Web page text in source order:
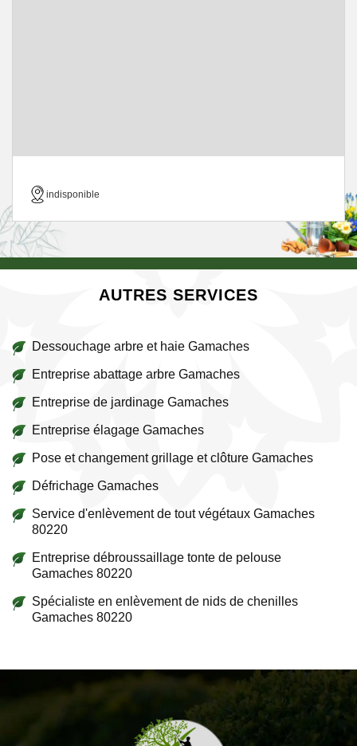
indisponible
AUTRES SERVICES
Dessouchage arbre et haie Gamaches
Entreprise abattage arbre Gamaches
Entreprise de jardinage Gamaches
Entreprise élagage Gamaches
Pose et changement grillage et clôture Gamaches
Défrichage Gamaches
Service d'enlèvement de tout végétaux Gamaches
80220
Entreprise débroussaillage tonte de pelouse
Gamaches 80220
Spécialiste en enlèvement de nids de chenilles
Gamaches 80220